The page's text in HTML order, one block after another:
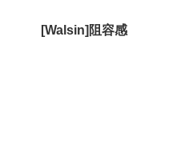
[Walsin]阻容感